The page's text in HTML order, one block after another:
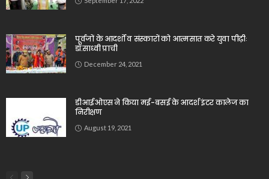
पूर्वजों के आदर्शों व संस्कारों को आत्मसात करे युवा पीढ़ीः
डॉ.साध्वी प्राची
December 24, 2021
डीआईओएस ने किया मई-बसई के आदर्श इंटर कालेज का
निरीक्षण
August 19, 2021